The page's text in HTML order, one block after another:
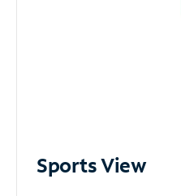
Sports View